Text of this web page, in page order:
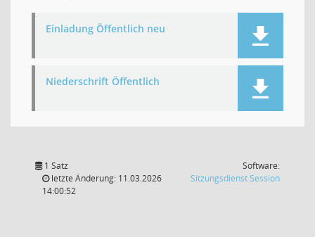
Einladung Öffentlich neu
Niederschrift Öffentlich
1 Satz
letzte Änderung: 11.03.2026
14:00:52
Software:
SitzungsdienstSession(Wird in